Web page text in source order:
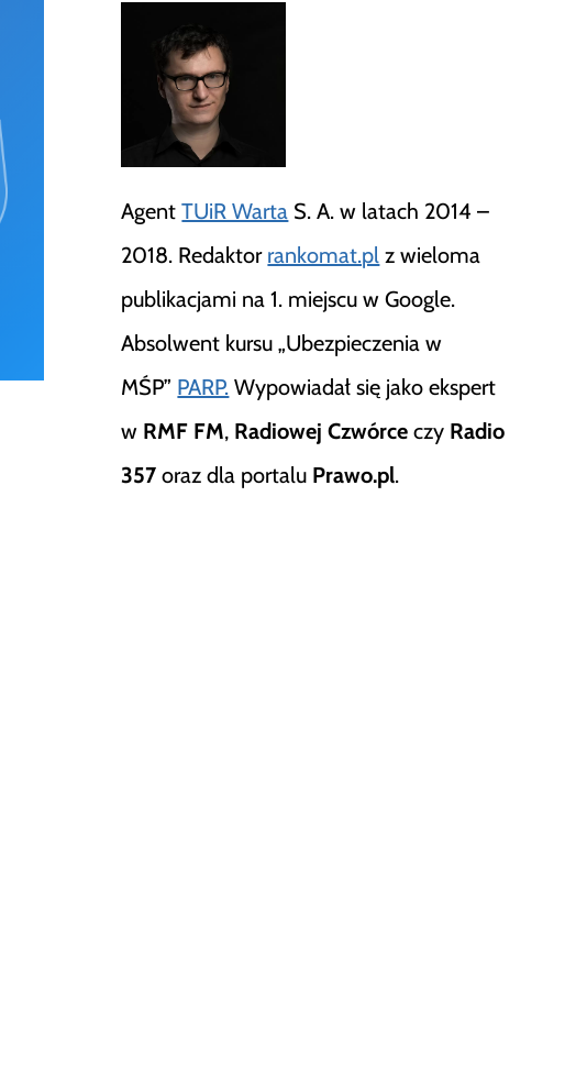
AgentTUiR Warta S. A. w latach 2014 –
2018. Redaktor rankomat.pl z wieloma
publikacjami na 1. miejscu w Google.
Absolwent kursu „Ubezpieczenia w
MŚP” PARP. Wypowiadał się jako ekspert
w RMF FM, Radiowej Czwórce czy Radio
357 oraz dla portalu Prawo.pl.